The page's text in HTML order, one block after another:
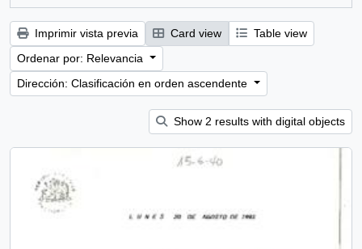
Imprimir vista previa Card view
Table view
Ordenar por: Relevancia
Dirección: Clasificación en orden ascendente
Show 2 results with digital objects